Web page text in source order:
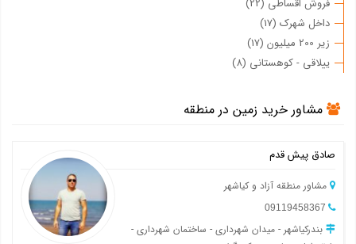
فروش اقساطی (22)
داخل شهرک (17)
زیر 200 میلیون (17)
ییلاقی - کوهستانی (8)
مشاور خرید زمین در منطقه
صادق پیش قدم
مشاور منطقه آزاد و کیاشهر
بندرکیاشهر - میدان شهرداری - ساختمان شهرداری -